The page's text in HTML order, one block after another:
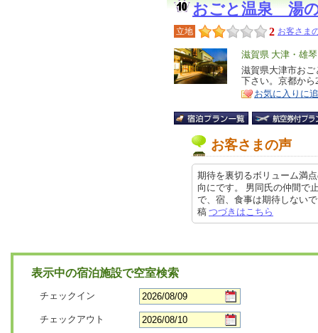
おごと温泉 湯
立地 2 お客さま
エ
リ
ア
滋賀県 大津・雄
特
徴
滋賀県大津市お
下さい。京都か
お気に入りに
お客さまの声
期待を裏切るボリューム満
向にです。 男同氏の仲間で
で、宿、食事は期待しない
稿 つづきはこちら
表示中の宿泊施設で空室検索
チェックイン
チェックアウト